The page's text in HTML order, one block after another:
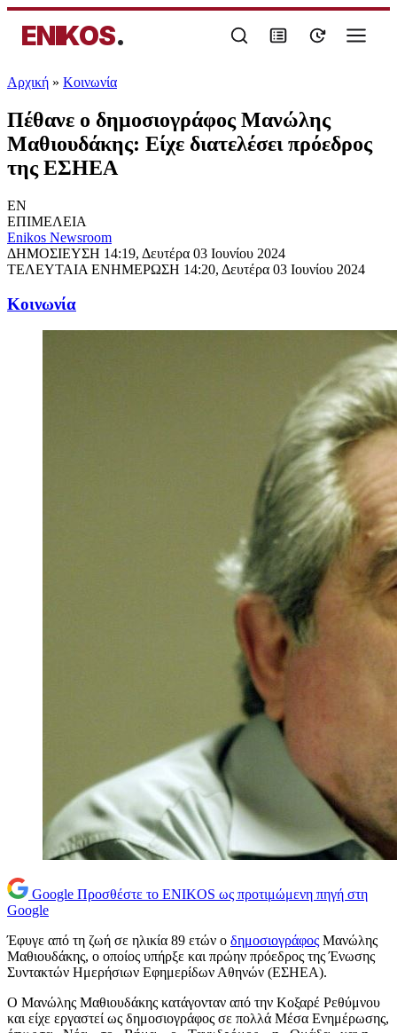
ENIKOS.
Αρχική » Κοινωνία
Πέθανε ο δημοσιογράφος Μανώλης
Μαθιουδάκης: Είχε διατελέσει πρόεδρος
της ΕΣΗΕΑ
EN
ΕΠΙΜΕΛΕΙΑ
Enikos Newsroom
ΔΗΜΟΣΙΕΥΣΗ 14:19, Δευτέρα 03 Ιουνίου 2024
ΤΕΛΕΥΤΑΙΑ ΕΝΗΜΕΡΩΣΗ 14:20, Δευτέρα 03 Ιουνίου 2024
Κοινωνία
Google Προσθέστε το ENIKOS ως προτιμώμενη πηγή στη
Google
Έφυγε από τη ζωή σε ηλικία 89 ετών ο δημοσιογράφος Μανώλης
Μαθιουδάκης, ο οποίος υπήρξε και πρώην πρόεδρος της Ένωσης
Συντακτών Ημερήσιων Εφημερίδων Αθηνών (ΕΣΗΕΑ).
Ο Μανώλης Μαθιουδάκης κατάγονταν από την Κοξαρέ Ρεθύμνου
και είχε εργαστεί ως δημοσιογράφος σε πολλά Μέσα Ενημέρωσης,